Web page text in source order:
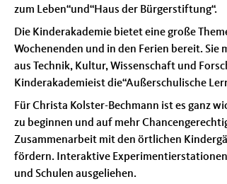
zum Leben“und“Haus der Bürgerstiftung“.
Die Kinderakademie bietet eine große
Wochenenden und in den Ferien bereit.
aus Technik, Kultur, Wissenschaft und
Kinderakademieist die“Außerschulische
Für Christa Kolster-Bechmann ist es ganz
zu beginnen und auf mehr
Zusammenarbeit mit den örtlichen
fördern. Interaktive
und Schulen ausgeliehen.